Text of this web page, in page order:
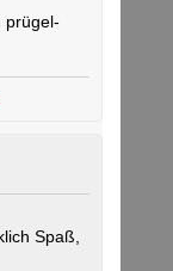
prügel-
Spaß,